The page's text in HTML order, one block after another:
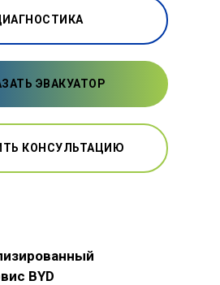
ЭВАКУАТОР
КОНСУЛЬТАЦИЮ
BYD